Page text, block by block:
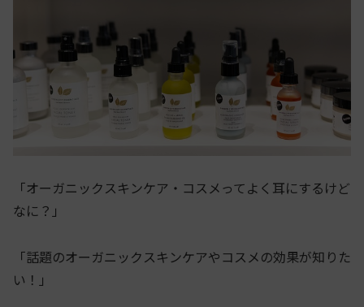
「オーガニックスキンケア・コスメってよく耳にするけど
なに？」
「話題のオーガニックスキンケアやコスメの効果が知りた
い！」